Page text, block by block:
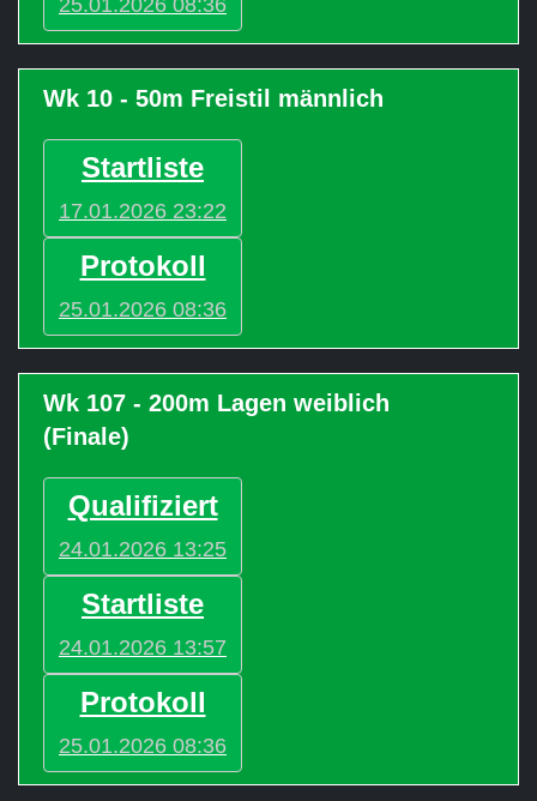
25.01.2026 08:36
Wk 10 - 50m Freistil männlich
Startliste
17.01.2026 23:22
Protokoll
25.01.2026 08:36
Wk 107 - 200m Lagen weiblich
(Finale)
Qualifiziert
24.01.2026 13:25
Startliste
24.01.2026 13:57
Protokoll
25.01.2026 08:36